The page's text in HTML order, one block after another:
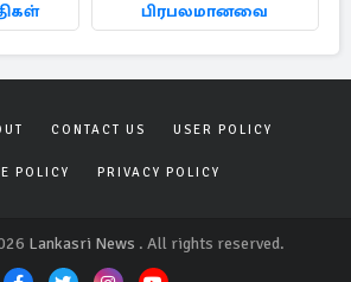
பிரபலமானவை
CONTACT US USER POLICY
POLICY PRIVACY POLICY
Lankasri News . All rights reserved.